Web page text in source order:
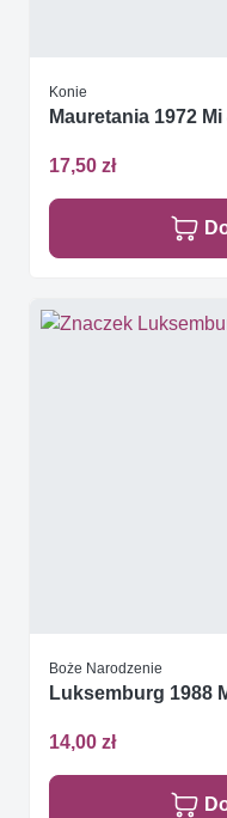
Konie
Mauretania 1972
17,50 zł
Boże Narodzenie
Luksemburg 1988
14,00 zł